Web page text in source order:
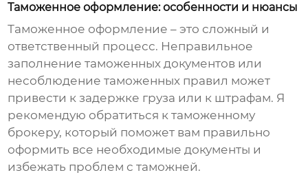
Таможенное оформление: особенности и нюансы
Таможенное оформление – это сложный и
ответственный процесс. Неправильное
заполнение таможенных документов или
несоблюдение таможенных правил может
привести к задержке груза или к штрафам. Я
рекомендую обратиться к таможенному
брокеру, который поможет вам правильно
оформить все необходимые документы и
избежать проблем с таможней.